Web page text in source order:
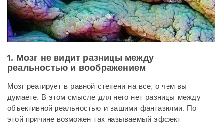
1. Мозг не видит разницы между
реальностью и воображением
Мозг реагирует в равной степени на все, о чем вы
думаете. В этом смысле для него нет разницы между
объективной реальностью и вашими фантазиями. По
этой причине возможен так называемый эффект